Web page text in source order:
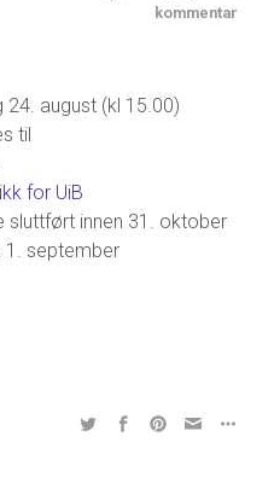
kommentar
august (kl 15.00)
til
for UiB
sluttført innen 31. oktober
1. september